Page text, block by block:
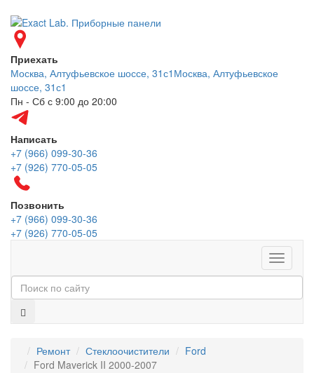
Приехать
Москва, Алтуфьевское шоссе, 31с1 Москва, Алтуфьевское
шоссе, 31с1
Пн - Сб с 9:00 до 20:00
Написать
+7 (966) 099-30-36
+7 (926) 770-05-05
Позвонить
+7 (966) 099-30-36
+7 (926) 770-05-05
Меню
Ремонт Стеклоочистители
Ford
Ford Maverick II 2000-2007